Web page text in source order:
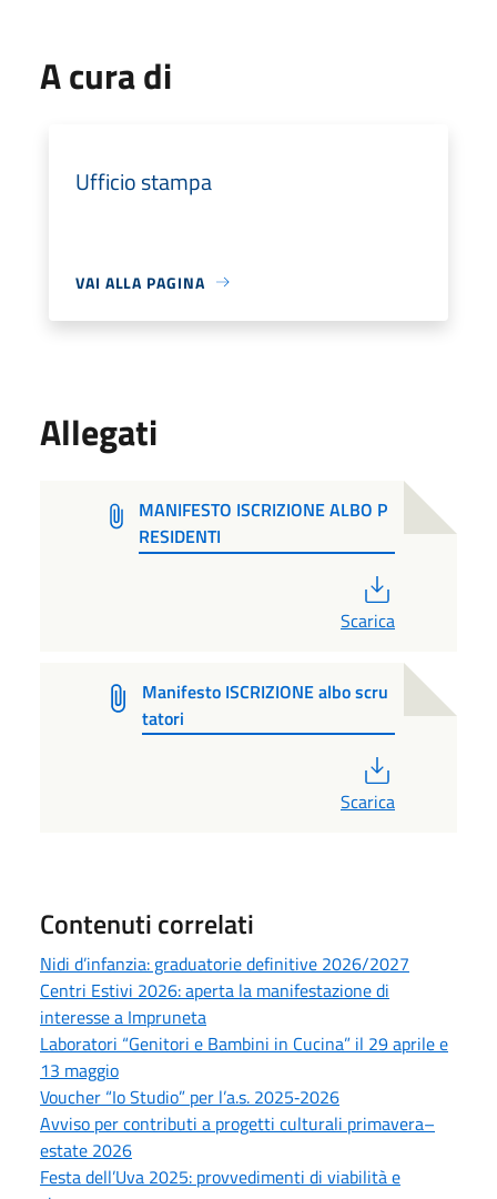
A cura di
Ufficio stampa
VAI ALLA PAGINA
Allegati
MANIFESTO ISCRIZIONE ALBO P
RESIDENTI
Scarica
Manifesto ISCRIZIONE albo scru
tatori
Scarica
Contenuti correlati
Nidi d’infanzia: graduatorie definitive 2026/2027
Centri Estivi 2026: aperta la manifestazione di
interesse a Impruneta
Laboratori “Genitori e Bambini in Cucina” il 29 aprile e
13 maggio
Voucher “Io Studio” per l’a.s. 2025‑2026
Avviso per contributi a progetti culturali primavera–
estate 2026
Festa dell’Uva 2025: provvedimenti di viabilità e